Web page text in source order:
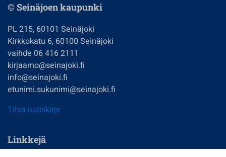
© Seinäjoen kaupunki
PL 215, 60101 Seinäjoki
Kirkkokatu 6, 60100 Seinäjoki
vaihde 06 416 2111
kirjaamo@seinajoki.fi
info@seinajoki.fi
etunimi.sukunimi@seinajoki.fi
Tilaa uutiskirje
Linkkejä